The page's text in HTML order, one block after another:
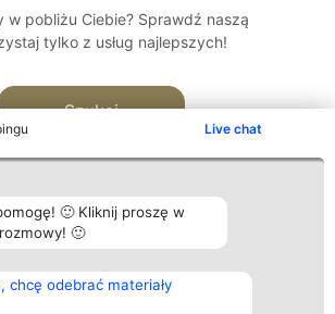
Live chat
🙂 Kliknij proszę w
🙂
chcę odebrać materiały
w pobliżu Ciebie? Sprawdź naszą
tylko z usług najlepszych!
Szukaj
Plebiscyt
Laureaci
Kontakt
Kontakt